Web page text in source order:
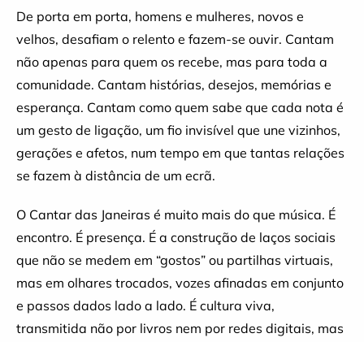
De porta em porta, homens e mulheres, novos e
velhos, desafiam o relento e fazem-se ouvir. Cantam
não apenas para quem os recebe, mas para toda a
comunidade. Cantam histórias, desejos, memórias e
esperança. Cantam como quem sabe que cada nota é
um gesto de ligação, um fio invisível que une vizinhos,
gerações e afetos, num tempo em que tantas relações
se fazem à distância de um ecrã.
O Cantar das Janeiras é muito mais do que música. É
encontro. É presença. É a construção de laços sociais
que não se medem em “gostos” ou partilhas virtuais,
mas em olhares trocados, vozes afinadas em conjunto
e passos dados lado a lado. É cultura viva,
transmitida não por livros nem por redes digitais, mas